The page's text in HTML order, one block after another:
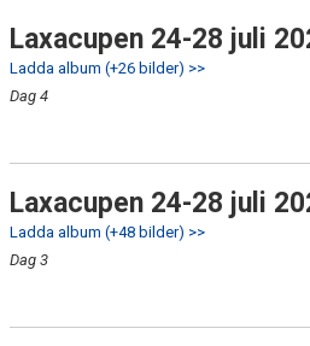
Laxacupen 24-28 juli
Ladda album (+26 bilder) >>
Dag 4
Laxacupen 24-28 juli
Ladda album (+48 bilder) >>
Dag 3